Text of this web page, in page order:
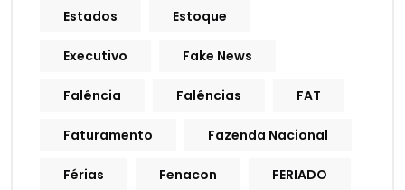
Estados Estoque
Executivo Fake News
Falência Falências FAT
Faturamento Fazenda Nacional
Férias Fenacon FERIADO